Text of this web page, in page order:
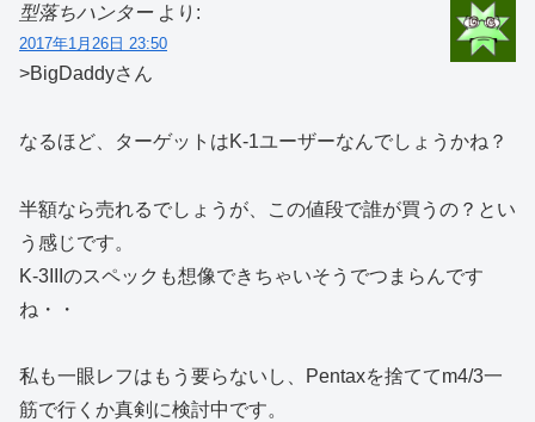
型落ちハンター より:
2017年1月26日 23:50
>BigDaddyさん
なるほど、ターゲットはK-1ユーザーなんでしょうかね？
半額なら売れるでしょうが、この値段で誰が買うの？とい
う感じです。
K-3IIIのスペックも想像できちゃいそうでつまらんです
ね・・
私も一眼レフはもう要らないし、Pentaxを捨ててm4/3一
筋で行くか真剣に検討中です。